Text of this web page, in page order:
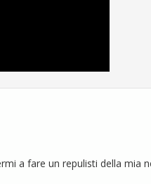
a fare un repulisti della mia